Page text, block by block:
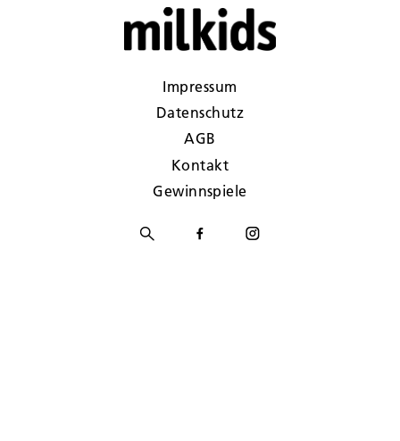
Impressum
Datenschutz
AGB
Kontakt
Gewinnspiele